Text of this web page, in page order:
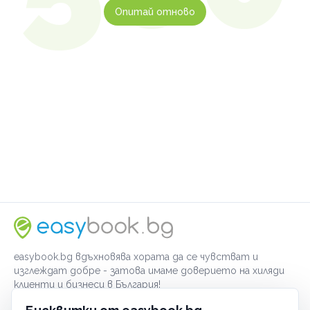
Опитай отново
easybook.bg вдъхновява хората да се чувстват и
изглеждат добре - затова имаме доверието на хиляди
клиенти и бизнеси в България!